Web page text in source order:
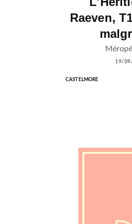
Raeven,
19/
CASTELMORE